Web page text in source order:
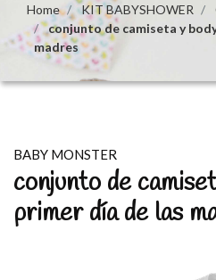
Home KIT BABYSHOWER
conjunto de camiseta y
madres
BABY MONSTER
conjunto de
primer día de las